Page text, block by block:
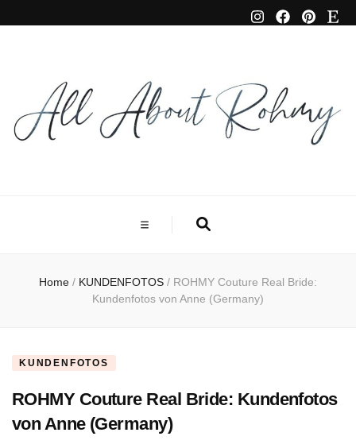
Home / KUNDENFOTOS / ROHMY Couture Real Bride:
Kundenfotos von Anne (Germany)
KUNDENFOTOS
ROHMY Couture Real Bride: Kundenfotos
von Anne (Germany)